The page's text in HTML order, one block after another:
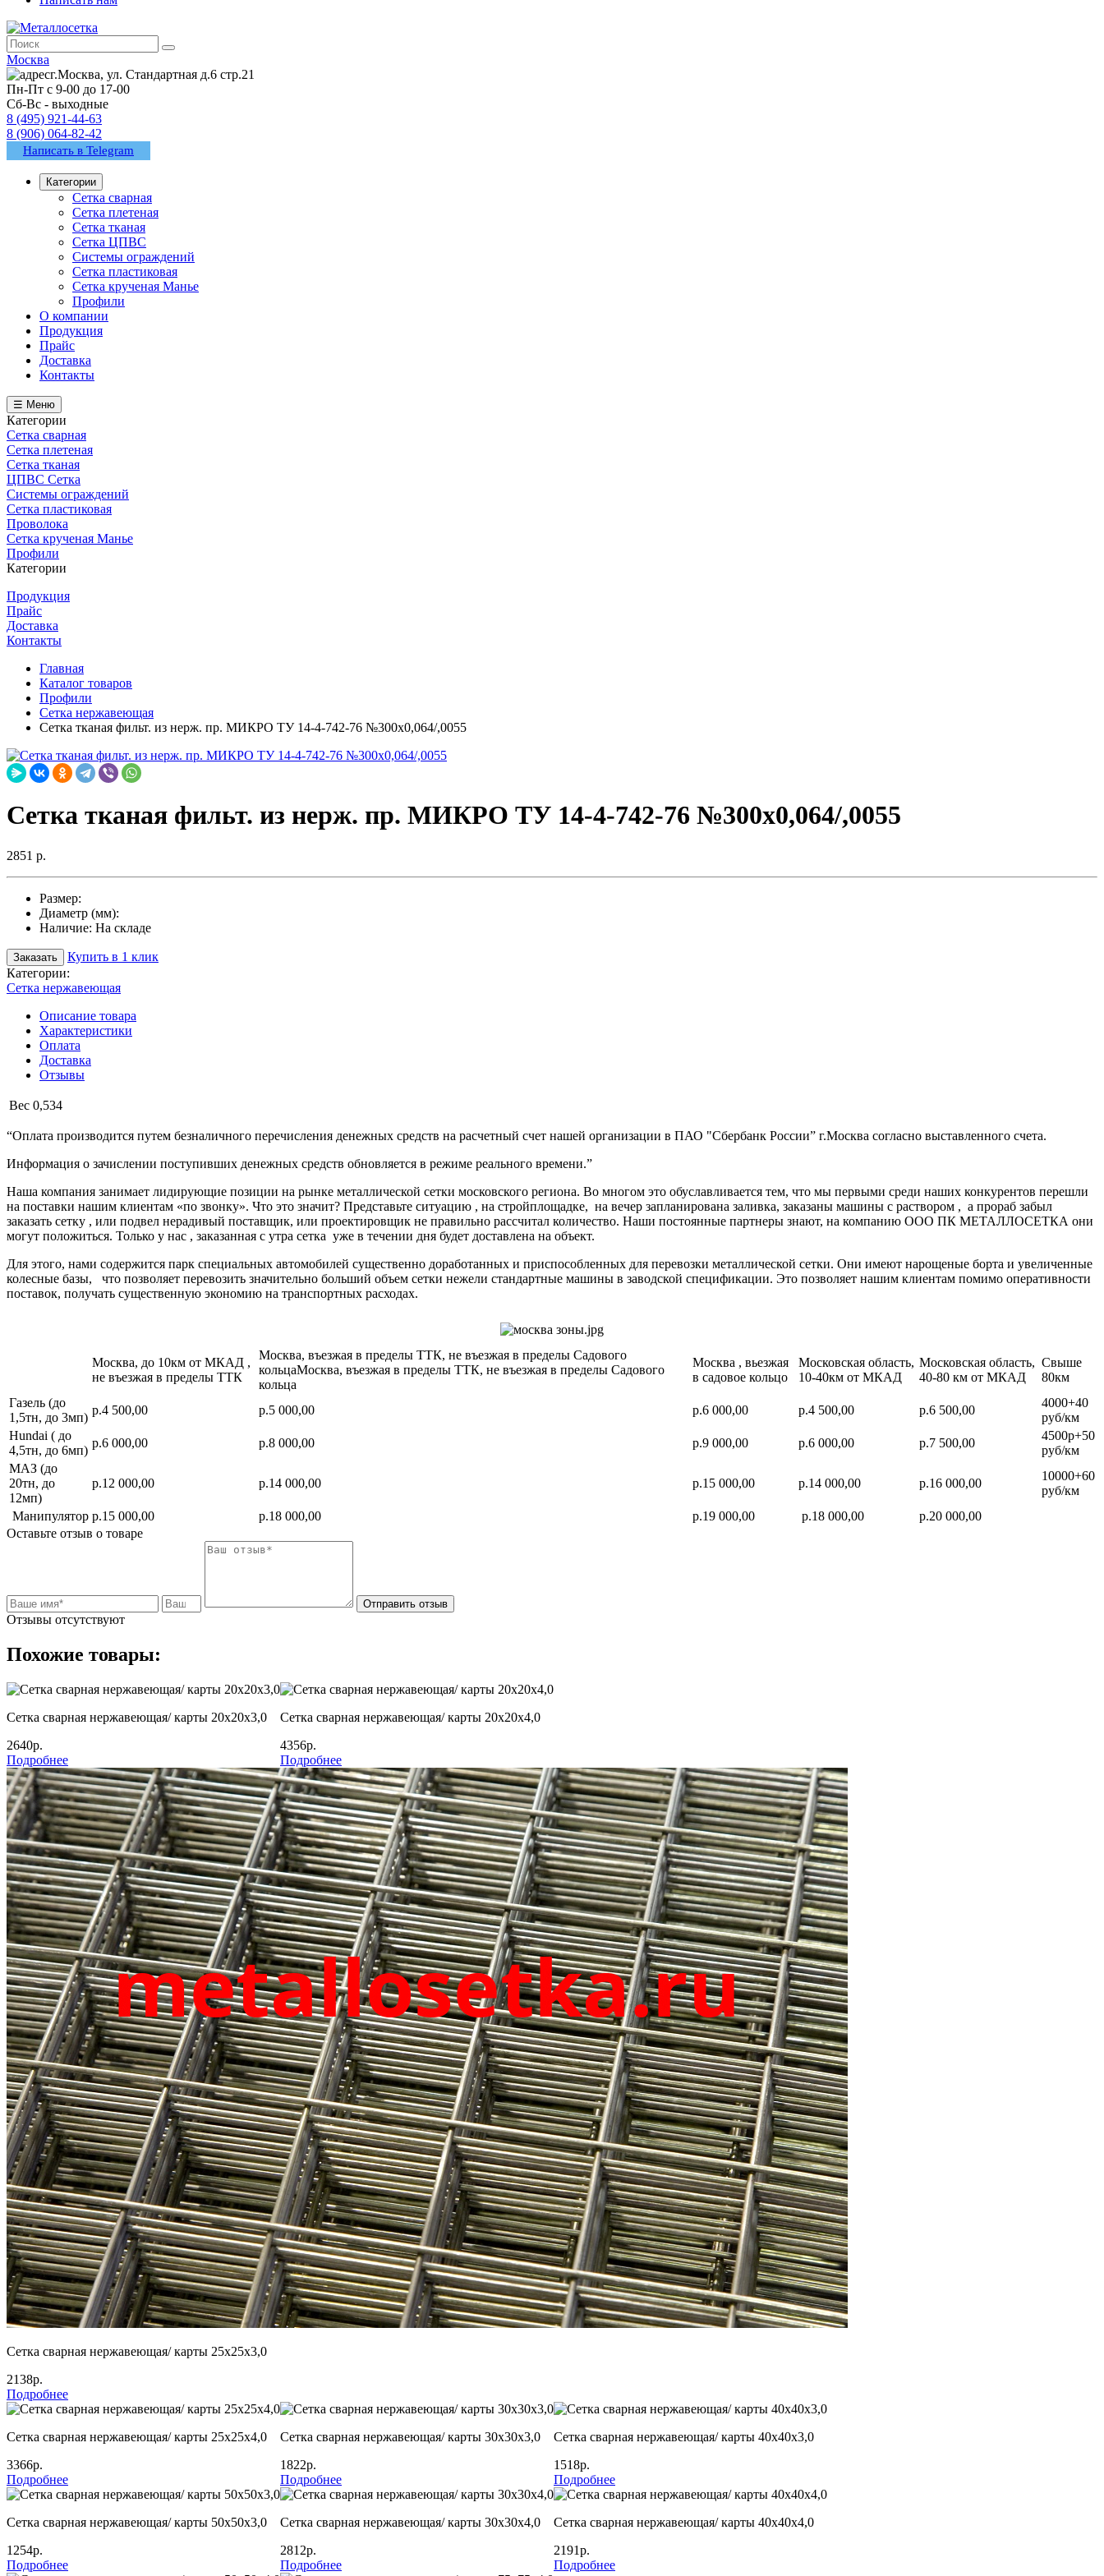
Москва
г.Москва, ул. Стандартная д.6 стр.21
Пн-Пт с 9-00 до 17-00
Сб-Вс - выходные
8 (495) 921-44-63
8 (906) 064-82-42
Написать в Telegram
Категории
Сетка сварная
Сетка плетеная
Сетка тканая
Сетка ЦПВС
Системы ограждений
Сетка пластиковая
Сетка крученая Манье
Профили
О компании
Продукция
Прайс
Доставка
Контакты
☰ Меню
Категории
Сетка сварная
Сетка плетеная
Сетка тканая
ЦПВС Сетка
Системы ограждений
Сетка пластиковая
Проволока
Сетка крученая Манье
Профили
Категории
Продукция
Прайс
Доставка
Контакты
Главная
Каталог товаров
Профили
Сетка нержавеющая
Сетка тканая фильт. из нерж. пр. МИКРО ТУ 14-4-742-76 №300х0,064/,0055
Сетка тканая фильт. из нерж. пр. МИКРО ТУ 14-4-742-76 №300х0,064/,0055
2851 р.
Размер:
Диаметр (мм):
Наличие: На складе
Заказать
Купить в 1 клик
Категории:
Сетка нержавеющая
Описание товара
Характеристики
Оплата
Доставка
Отзывы
Вес 0,534
“Оплата производится путем безналичного перечисления денежных средств на расчетный счет нашей организации в ПАО "Сбербанк России” г.Москва согласно выставленного счета.
Информация о зачислении поступивших денежных средств обновляется в режиме реального времени.”
Наша компания занимает лидирующие позиции на рынке металлической сетки московского региона. Во многом это обуславливается тем, что мы первыми среди наших конкурентов перешли
на поставки нашим клиентам «по звонку». Что это значит? Представьте ситуацию , на стройплощадке, на вечер запланирована заливка, заказаны машины с раствором , а прораб забыл
заказать сетку , или подвел нерадивый поставщик, или проектировщик не правильно рассчитал количество. Наши постоянные партнеры знают, на компанию ООО ПК МЕТАЛЛОСЕТКА они
могут положиться. Только у нас , заказанная с утра сетка уже в течении дня будет доставлена на объект.
Для этого, нами содержится парк специальных автомобилей существенно доработанных и приспособленных для перевозки металлической сетки. Они имеют нарощеные борта и увеличенные
колесные базы, что позволяет перевозить значительно больший объем сетки нежели стандартные машины в заводской спецификации. Это позволяет нашим клиентам помимо оперативности
поставок, получать существенную экономию на транспортных расходах.
Москва, до 10км от МКАД ,
не въезжая в пределы ТТК
Москва, въезжая в пределы ТТК, не въезжая в пределы Садового
кольцаМосква, въезжая в пределы ТТК, не въезжая в пределы Садового
кольца
Москва , вьезжая
в садовое кольцо
Московская область,
10-40км от МКАД
Московская область,
40-80 км от МКАД
Свыше
80км
Газель (до
1,5тн, до 3мп)
р.4 500,00 р.5 000,00 р.6 000,00 р.4 500,00 р.6 500,00
4000+40
руб/км
Hundai ( до
4,5тн, до 6мп)
р.6 000,00 р.8 000,00 р.9 000,00 р.6 000,00 р.7 500,00
4500р+50
руб/км
МАЗ (до
20тн, до
12мп)
р.12 000,00 р.14 000,00 р.15 000,00 р.14 000,00 р.16 000,00
10000+60
руб/км
Манипулятор р.15 000,00 р.18 000,00 р.19 000,00 р.18 000,00
р.20 000,00
Оставьте отзыв о товаре
Отправить отзыв
Отзывы отсутствуют
Похожие товары:
Сетка сварная нержавеющая/ карты 20х20х3,0
2640р.
Подробнее
Сетка сварная нержавеющая/ карты 20х20х4,0
4356р.
Подробнее
Сетка сварная нержавеющая/ карты 25х25х3,0
2138р.
Подробнее
Сетка сварная нержавеющая/ карты 25х25х4,0
3366р.
Подробнее
Сетка сварная нержавеющая/ карты 30х30х3,0
1822р.
Подробнее
Сетка сварная нержавеющая/ карты 40х40х3,0
1518р.
Подробнее
Сетка сварная нержавеющая/ карты 50х50х3,0
1254р.
Подробнее
Сетка сварная нержавеющая/ карты 30х30х4,0
2812р.
Подробнее
Сетка сварная нержавеющая/ карты 40х40х4,0
2191р.
Подробнее